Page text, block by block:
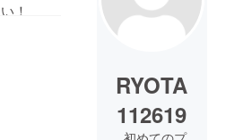
！
RYOTA
112619